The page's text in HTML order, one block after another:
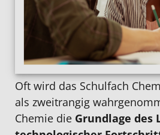
Oft wird das Schulfach
als zweitrangig
Chemie die Grundlage des